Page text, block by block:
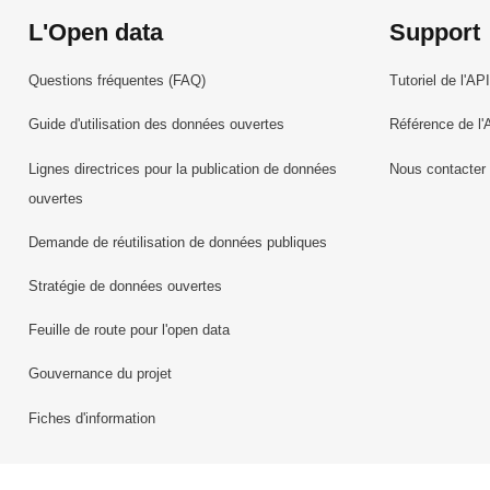
L'Open data
Questions fréquentes (FAQ)
Guide d'utilisation des données ouvertes
Lignes directrices pour la publication de données
ouvertes
Demande de réutilisation de données publiques
Stratégie de données ouvertes
Feuille de route pour l'open data
Gouvernance du projet
Fiches d'information
Support
Tutoriel de l'API
Référence de
Nous contacter